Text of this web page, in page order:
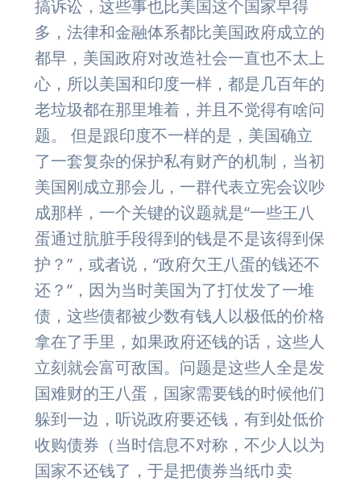
搞诉讼，这些事也比美国这个国家早得
多，法律和金融体系都比美国政府成立的
都早，美国政府对改造社会一直也不太上
心，所以美国和印度一样，都是几百年的
老垃圾都在那里堆着，并且不觉得有啥问
题。 但是跟印度不一样的是，美国确立
了一套复杂的保护私有财产的机制，当初
美国刚成立那会儿，一群代表立宪会议吵
成那样，一个关键的议题就是“一些王八
蛋通过肮脏手段得到的钱是不是该得到保
护？”，或者说，“政府欠王八蛋的钱还不
还？”，因为当时美国为了打仗发了一堆
债，这些债都被少数有钱人以极低的价格
拿在了手里，如果政府还钱的话，这些人
立刻就会富可敌国。问题是这些人全是发
国难财的王八蛋，国家需要钱的时候他们
躲到一边，听说政府要还钱，有到处低价
收购债券（当时信息不对称，不少人以为
国家不还钱了，于是把债券当纸巾卖